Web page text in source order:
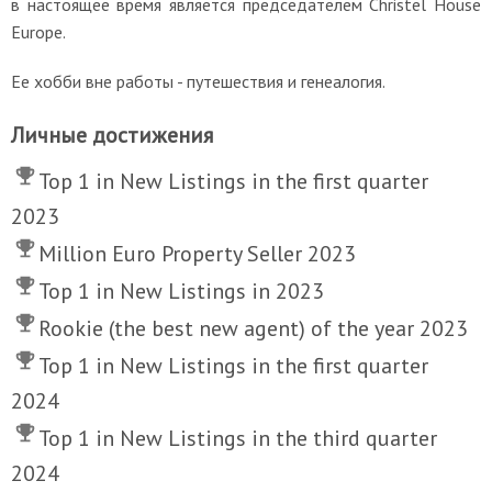
в настоящее время является председателем Christel House
Europe.
Ее хобби вне работы - путешествия и генеалогия.
Личные достижения
Top 1 in New Listings in the first quarter
2023
Million Euro Property Seller 2023
Top 1 in New Listings in 2023
Rookie (the best new agent) of the year 2023
Top 1 in New Listings in the first quarter
2024
Top 1 in New Listings in the third quarter
2024